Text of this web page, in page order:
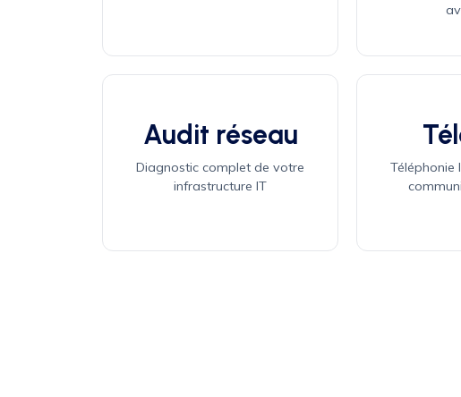
Audit réseau
Diagnostic complet de votre
infrastructure IT
Téléphonie